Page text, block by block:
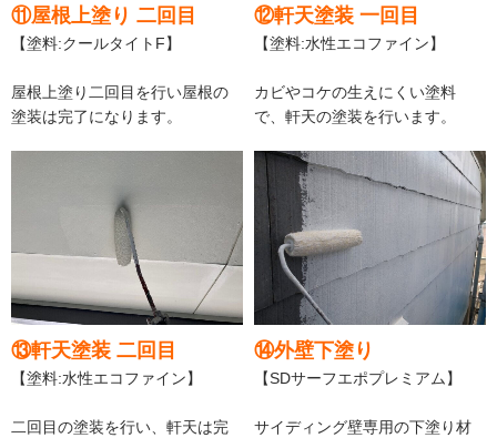
⑪屋根上塗り 二回目
【塗料:クールタイトF】
屋根上塗り二回目を行い屋根の
塗装は完了になります。
⑫軒天塗装 一回目
【塗料:水性エコファイン】
カビやコケの生えにくい塗料
で、軒天の塗装を行います。
⑬軒天塗装 二回目
【塗料:水性エコファイン】
二回目の塗装を行い、軒天は完
⑭外壁下塗り
【SDサーフエポプレミアム】
サイディング壁専用の下塗り材